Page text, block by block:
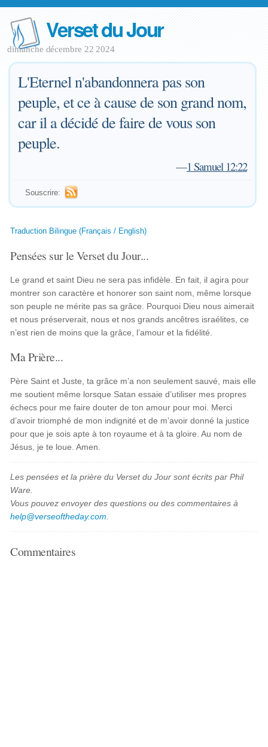
Verset du Jour
dimanche décembre 22 2024
L'Eternel n'abandonnera pas son
peuple, et ce à cause de son grand nom,
car il a décidé de faire de vous son
peuple.
—1 Samuel 12:22
Souscrire:
Traduction Bilingue (Français / English)
Pensées sur le Verset du Jour...
Le grand et saint Dieu ne sera pas infidèle. En fait, il agira pour
montrer son caractère et honorer son saint nom, même lorsque
son peuple ne mérite pas sa grâce. Pourquoi Dieu nous aimerait
et nous préserverait, nous et nos grands ancêtres israélites, ce
n’est rien de moins que la grâce, l’amour et la fidélité.
Ma Prière...
Père Saint et Juste, ta grâce m’a non seulement sauvé, mais elle
me soutient même lorsque Satan essaie d’utiliser mes propres
échecs pour me faire douter de ton amour pour moi. Merci
d’avoir triomphé de mon indignité et de m’avoir donné la justice
pour que je sois apte à ton royaume et à ta gloire. Au nom de
Jésus, je te loue. Amen.
Les pensées et la prière du Verset du Jour sont écrits par Phil
Ware.
Vous pouvez envoyer des questions ou des commentaires à
help@verseoftheday.com
Commentaires